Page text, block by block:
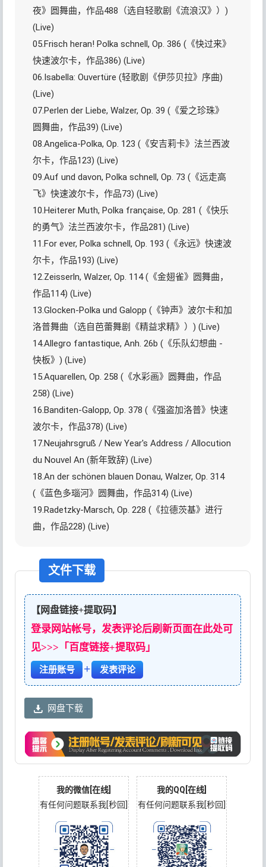
夜》圆舞曲，作品488（选自轻歌剧《流浪汉》）)
(Live)
05.Frisch heran! Polka schnell, Op. 386 (《快过来》
快速波尔卡，作品386) (Live)
06.Isabella: Ouvertüre (轻歌剧《伊莎贝拉》序曲)
(Live)
07.Perlen der Liebe, Walzer, Op. 39 (《爱之珍珠》
圆舞曲，作品39) (Live)
08.Angelica-Polka, Op. 123 (《安吉莉卡》法兰西波
尔卡，作品123) (Live)
09.Auf und davon, Polka schnell, Op. 73 (《远走高
飞》快速波尔卡，作品73) (Live)
10.Heiterer Muth, Polka française, Op. 281 (《快乐
的勇气》法兰西波尔卡，作品281) (Live)
11.For ever, Polka schnell, Op. 193 (《永远》快速波
尔卡，作品193) (Live)
12.Zeisserln, Walzer, Op. 114 (《金翅雀》圆舞曲，
作品114) (Live)
13.Glocken-Polka und Galopp (《钟声》波尔卡和加
洛普舞曲（选自芭蕾舞剧《精益求精》）) (Live)
14.Allegro fantastique, Anh. 26b (《乐队幻想曲 -
快板》) (Live)
15.Aquarellen, Op. 258 (《水彩画》圆舞曲，作品
258) (Live)
16.Banditen-Galopp, Op. 378 (《强盗加洛普》快速
波尔卡，作品378) (Live)
17.Neujahrsgruß / New Year's Address / Allocution
du Nouvel An (新年致辞) (Live)
18.An der schönen blauen Donau, Walzer, Op. 314
(《蓝色多瑙河》圆舞曲，作品314) (Live)
19.Radetzky-Marsch, Op. 228 (《拉德茨基》进行
曲，作品228) (Live)
文件下载
【网盘链接+提取码】
登录网站帐号，发表评论后刷新页面在此处可
见>>>「百度链接+提取码」
注册账号 + 发表评论
网盘下载
我的微信[在线]
有任何问题联系我[秒回]
我的QQ[在线]
有任何问题联系我[秒回]